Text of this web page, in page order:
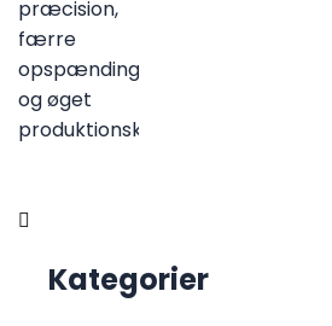
Kategorier